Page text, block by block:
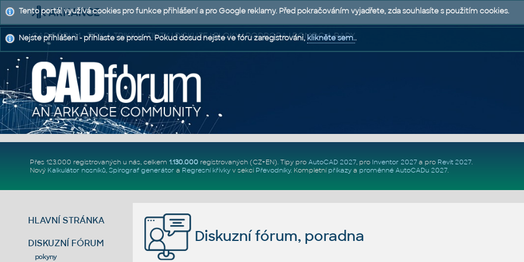
CAD FÓRUM - TIPY A TRIKY | UTILITY | DISKUZE | BLOKY | PODPORA | POMOC A RADY
Přes 123.000 registrovaných u nás, celkem 1.130.000registrovaných (CZ+EN). Tipy pro AutoCAD 2027, pro Inventor 2027a pro Revit 2027.
Nový Kalkulátor nosníků, Spirograf generátor a Regresní křivkyv sekci Převodníky. Kompletní příkazya proměnné AutoCADu 2027.
HLAVNÍ STRÁNKA
DISKUZNÍ FÓRUM
pokyny
Diskuzní fórum, poradna
Tento portál využívá cookies pro funkce přihlášení a pro Google reklamy. Před pokračováním vyjadřete, zda souhlasíte s použitím cookies.
Nejste přihlášeni - přihlaste se prosím. Pokud dosud nejste ve fóru zaregistrováni,klikněte sem..